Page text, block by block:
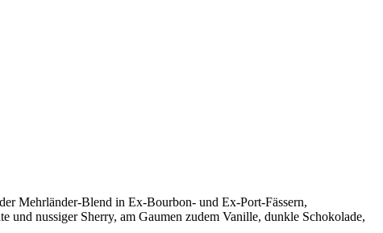
Mehrländer-Blend in Ex-Bourbon- und Ex-Port-Fässern,
und nussiger Sherry, am Gaumen zudem Vanille, dunkle Schokolade,